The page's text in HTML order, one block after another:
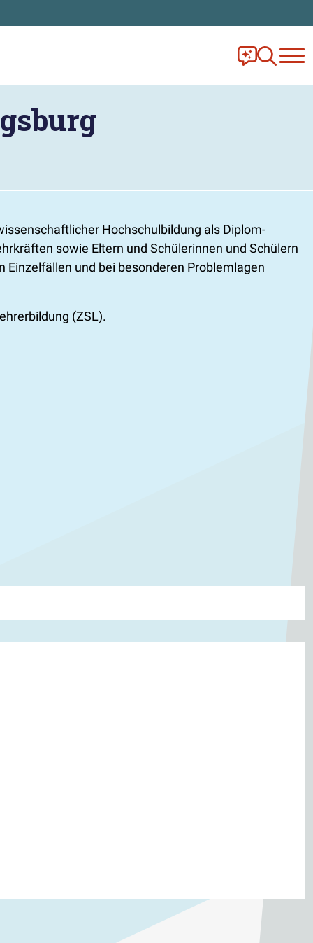
Frag Ella!
Zur
Hochschulbildung als Diplom-
sowie Eltern und Schülerinnen und Schülern
und bei besonderen Problemlagen
(ZSL).